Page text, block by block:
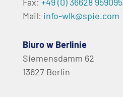
Biuro w Berlinie
Siemensdamm 62
13627 Berlin
Mail: info-wlk@spie.com